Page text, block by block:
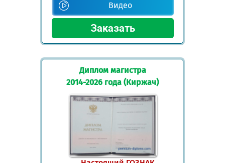
Видео
Диплом магистра
2014-2026 года (Киржач)